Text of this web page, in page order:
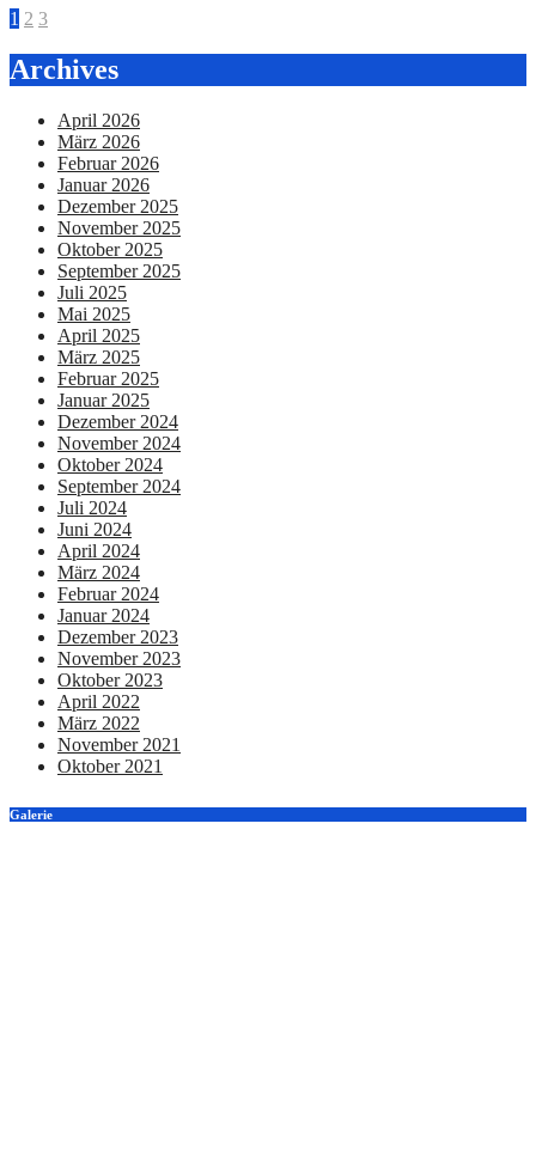
1 2 3
Archives
April 2026
März 2026
Februar 2026
Januar 2026
Dezember 2025
November 2025
Oktober 2025
September 2025
Juli 2025
Mai 2025
April 2025
März 2025
Februar 2025
Januar 2025
Dezember 2024
November 2024
Oktober 2024
September 2024
Juli 2024
Juni 2024
April 2024
März 2024
Februar 2024
Januar 2024
Dezember 2023
November 2023
Oktober 2023
April 2022
März 2022
November 2021
Oktober 2021
Galerie